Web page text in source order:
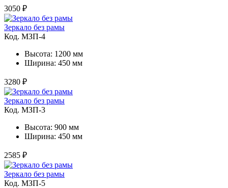
3050 ₽
Зеркало без рамы
Код. MЗП-4
Высота: 1200 мм
Ширина: 450 мм
3280 ₽
Зеркало без рамы
Код. MЗП-3
Высота: 900 мм
Ширина: 450 мм
2585 ₽
Зеркало без рамы
Код. MЗП-5